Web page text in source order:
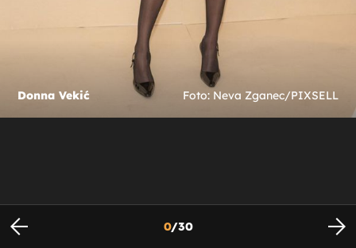
Donna Vekić Foto: Neva Zganec/PIXSELL
0/30